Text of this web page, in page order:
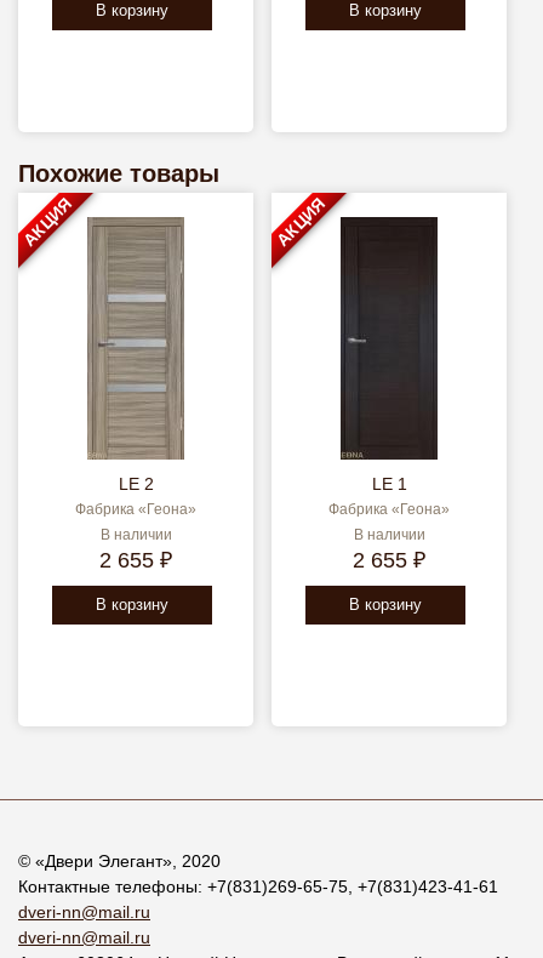
В корзину В корзину
Похожие товары
LE 2
Фабрика «Геона»
В наличии
2 655 ₽
В корзину
АКЦИЯ
LE 1
Фабрика «Геона»
В наличии
2 655 ₽
В корзину
АКЦИЯ
© «Двери Элегант», 2020
Контактные телефоны: +7(831)269-65-75 +7(831)423-41-61
dveri-nn@mail.ru
dveri-nn@mail.ru